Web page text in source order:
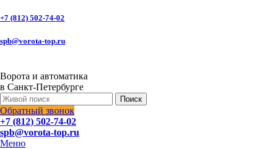
+7 (812) 502-74-02
spb@vorota-top.ru
Ворота и автоматика
в Санкт-Петербурге
Поиск
Обратный звонок
+7 (812) 502-74-02
spb@vorota-top.ru
Меню